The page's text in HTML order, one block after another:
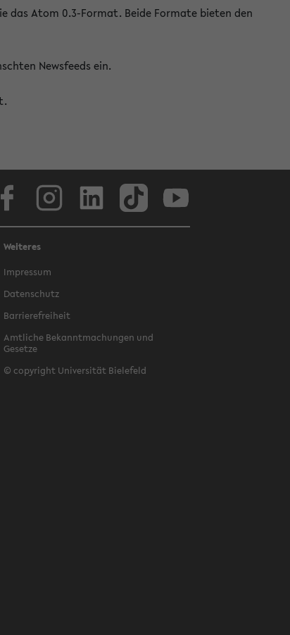
das Atom 0.3-Format. Beide Formate bieten den
Newsfeeds ein.
Weiteres
Impressum
Datenschutz
Barrierefreiheit
Amtliche Bekanntmachungen und
Gesetze
© copyright Universität Bielefeld